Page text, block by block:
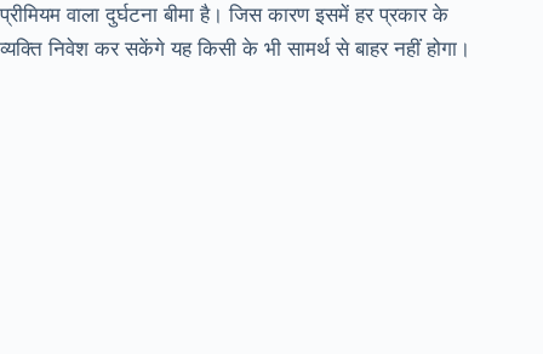
प्रीमियम वाला दुर्घटना बीमा है। जिस कारण इसमें हर प्रकार के
व्यक्ति निवेश कर सकेंगे यह किसी के भी सामर्थ से बाहर नहीं होगा।